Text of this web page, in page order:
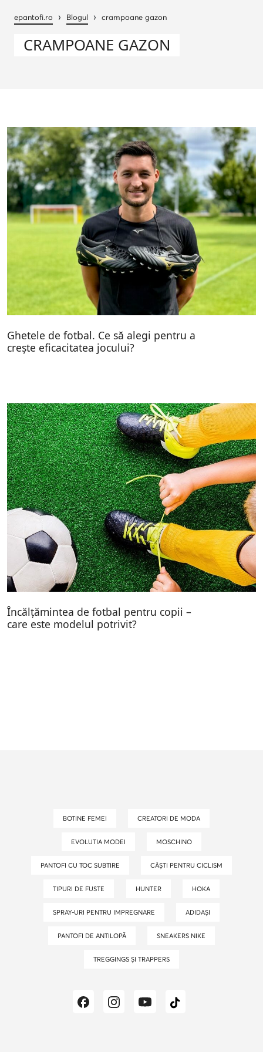
epantofi.ro › Blogul › crampoane gazon
CRAMPOANE GAZON
Ghetele de fotbal. Ce să alegi pentru a
crește eficacitatea jocului?
Încălțămintea de fotbal pentru copii –
care este modelul potrivit?
BOTINE FEMEI CREATORI DE MODA
EVOLUTIA MODEI MOSCHINO
PANTOFI CU TOC SUBTIRE CĂȘTI PENTRU CICLISM
TIPURI DE FUSTE HUNTER HOKA
SPRAY-URI PENTRU IMPREGNARE ADIDAȘI
PANTOFI DE ANTILOPĂ SNEAKERS NIKE
TREGGINGS ȘI TRAPPERS